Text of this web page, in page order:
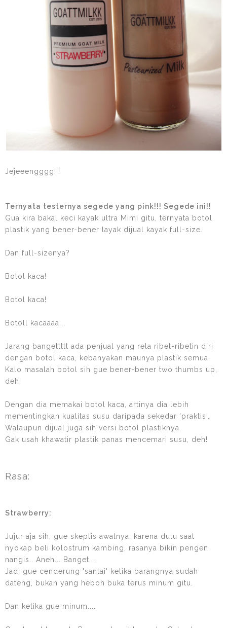
Jejeeengggg!!!
Ternyata testernya segede yang pink!!! Segede ini!!
Gua kira bakal keci kayak ultra Mimi gitu, ternyata botol
plastik yang bener-bener layak dijual kayak full-size.
Dan full-sizenya?
Botol kaca!
Botol kaca!
Botoll kacaaaa...
Jarang bangettttt ada penjual yang rela ribet-ribetin diri
dengan botol kaca, kebanyakan maunya plastik semua.
Kalo masalah botol sih gue bener-bener two thumbs up,
deh!
Dengan dia memakai botol kaca, artinya dia lebih
mementingkan kualitas susu daripada sekedar 'praktis'.
Walaupun dijual juga sih versi botol plastiknya.
Gak usah khawatir plastik panas mencemari susu, deh!
Rasa:
Strawberry:
Jujur aja sih, gue skeptis awalnya, karena dulu saat
nyokap beli kolostrum kambing, rasanya bikin pengen
nangis.. Aneh... Banget...
Jadi gue cenderung 'santai' ketika barangnya sudah
dateng, bukan yang heboh buka terus minum gitu.
Dan ketika gue minum....